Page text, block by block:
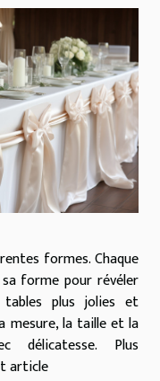
formes. Chaque
forme pour révéler
plus jolies et
mesure, la taille et la
délicatesse. Plus
article